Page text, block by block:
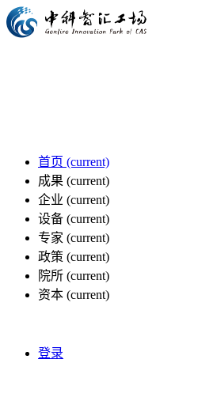
首页 (current)
成果 (current)
企业 (current)
设备 (current)
专家 (current)
政策 (current)
院所 (current)
资本 (current)
登录